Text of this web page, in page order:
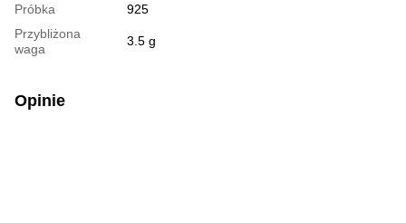
Próbka
925
Przybliżona
waga
3.5 g
Opinie